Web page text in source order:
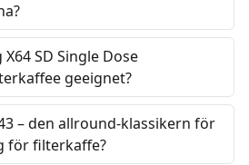
SD Single Dose
geeignet?
– den allround-klassikern för
för filterkaffe?